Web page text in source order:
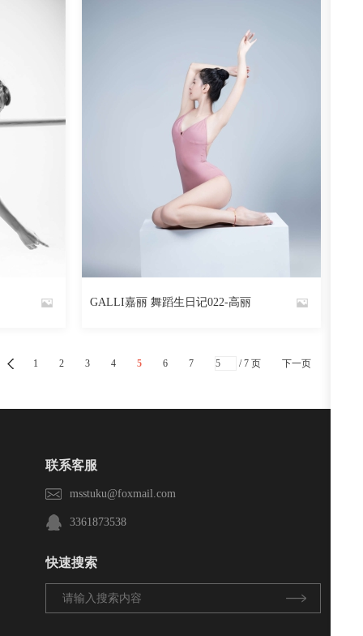
1327 阅读 0 回复
GALLI嘉丽 舞蹈生日记022-高丽
1 2 3 4 5 6 7 / 7 页 下一页
联系客服
msstuku@foxmail.com
3361873538
快速搜索